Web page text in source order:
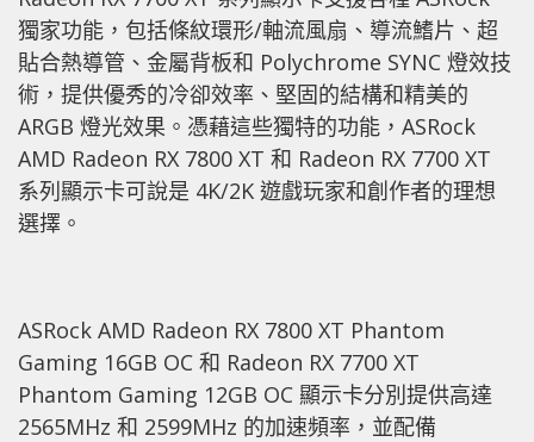
獨家功能，包括條紋環形/軸流風扇、導流鰭片、超
貼合熱導管、金屬背板和 Polychrome SYNC 燈效技
術，提供優秀的冷卻效率、堅固的結構和精美的
ARGB 燈光效果。憑藉這些獨特的功能，ASRock
AMD Radeon RX 7800 XT 和 Radeon RX 7700 XT
系列顯示卡可說是 4K/2K 遊戲玩家和創作者的理想
選擇。
ASRock AMD Radeon RX 7800 XT Phantom
Gaming 16GB OC 和 Radeon RX 7700 XT
Phantom Gaming 12GB OC 顯示卡分別提供高達
2565MHz 和 2599MHz 的加速頻率，並配備